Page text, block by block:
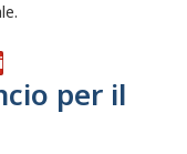
per il